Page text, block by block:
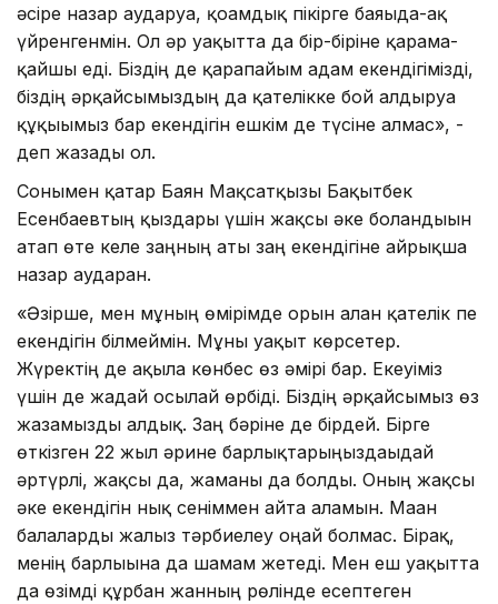
әсіре назар аударуға, қоғамдық пікірге баяғыда-ақ
үйренгенмін. Ол әр уақытта да бір-біріне қарама-
қайшы еді. Біздің де қарапайым адам екендігімізді,
біздің әрқайсымыздың да қателікке бой алдыруға
құқығымыз бар екендігін ешкім де түсіне алмас», -
деп жазады ол.
Сонымен қатар Баян Мақсатқызы Бақытбек
Есенбаевтың қыздары үшін жақсы әке болғандығын
атап өте келе заңның аты заң екендігіне айрықша
назар аударған.
«Әзірше, мен мұның өмірімде орын алған қателік пе
екендігін білмеймін. Мұны уақыт көрсетер.
Жүректің де ақылға көнбес өз әмірі бар. Екеуіміз
үшін де жағдай осылай өрбіді. Біздің әрқайсымыз өз
жазамызды алдық. Заң бәріне де бірдей. Бірге
өткізген 22 жыл әрине барлықтарыңыздағыдай
әртүрлі, жақсы да, жаманы да болды. Оның жақсы
әке екендігін нық сеніммен айта аламын. Маған
балаларды жалғыз тәрбиелеу оңай болмас. Бірақ,
менің барлығына да шамам жетеді. Мен еш уақытта
да өзімді құрбан жанның рөлінде есептеген